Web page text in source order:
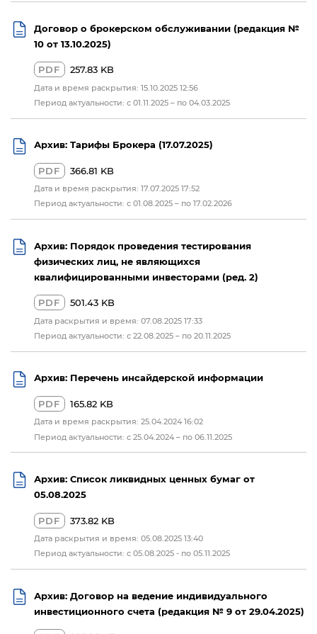
Договор о брокерском обслуживании (редакция №
10 от 13.10.2025)
PDF 257.83 KB
Дата и время раскрытия: 15.10.2025 12:56
Период актуальности: с 01.11.2025 – по 04.03.2025
Архив: Тарифы Брокера (17.07.2025)
PDF 366.81 KB
Дата и время раскрытия: 17.07.2025 17:52
Период актуальности: с 01.08.2025 – по 17.02.2026
Архив: Порядок проведения тестирования
физических лиц, не являющихся
квалифицированными инвесторами (ред. 2)
PDF 501.43 KB
Дата раскрытия и время: 07.08.2025 17:33
Период актуальности: с 22.08.2025 – по 20.11.2025
Архив: Перечень инсайдерской информации
PDF 165.82 KB
Дата и время раскрытия: 25.04.2024 16:02
Период актуальности: с 25.04.2024 – по 06.11.2025
Архив: Список ликвидных ценных бумаг от
05.08.2025
PDF 373.82 KB
Дата раскрытия и время: 05.08.2025 13:40
Период актуальности: c 05.08.2025 - по 05.11.2025
Архив: Договор на ведение индивидуального
инвестиционного счета (редакция № 9 от 29.04.2025)